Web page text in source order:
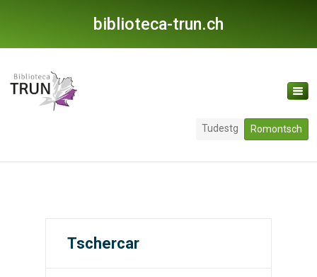
biblioteca-trun.ch
Tudestg Romontsch
Tschercar